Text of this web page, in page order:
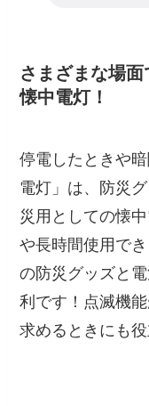
さまざまな場
懐中電灯！
停電したときや
電灯」は、防災
災用としての懐
や長時間使用で
の防災グッズと
利です！点滅機
求めるときにも役